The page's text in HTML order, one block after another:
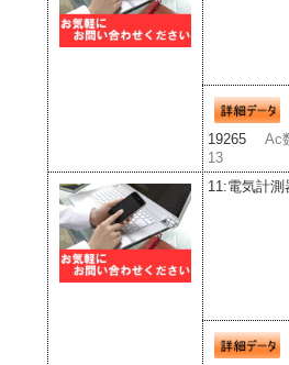
19265 Ac
13
11:電気計測